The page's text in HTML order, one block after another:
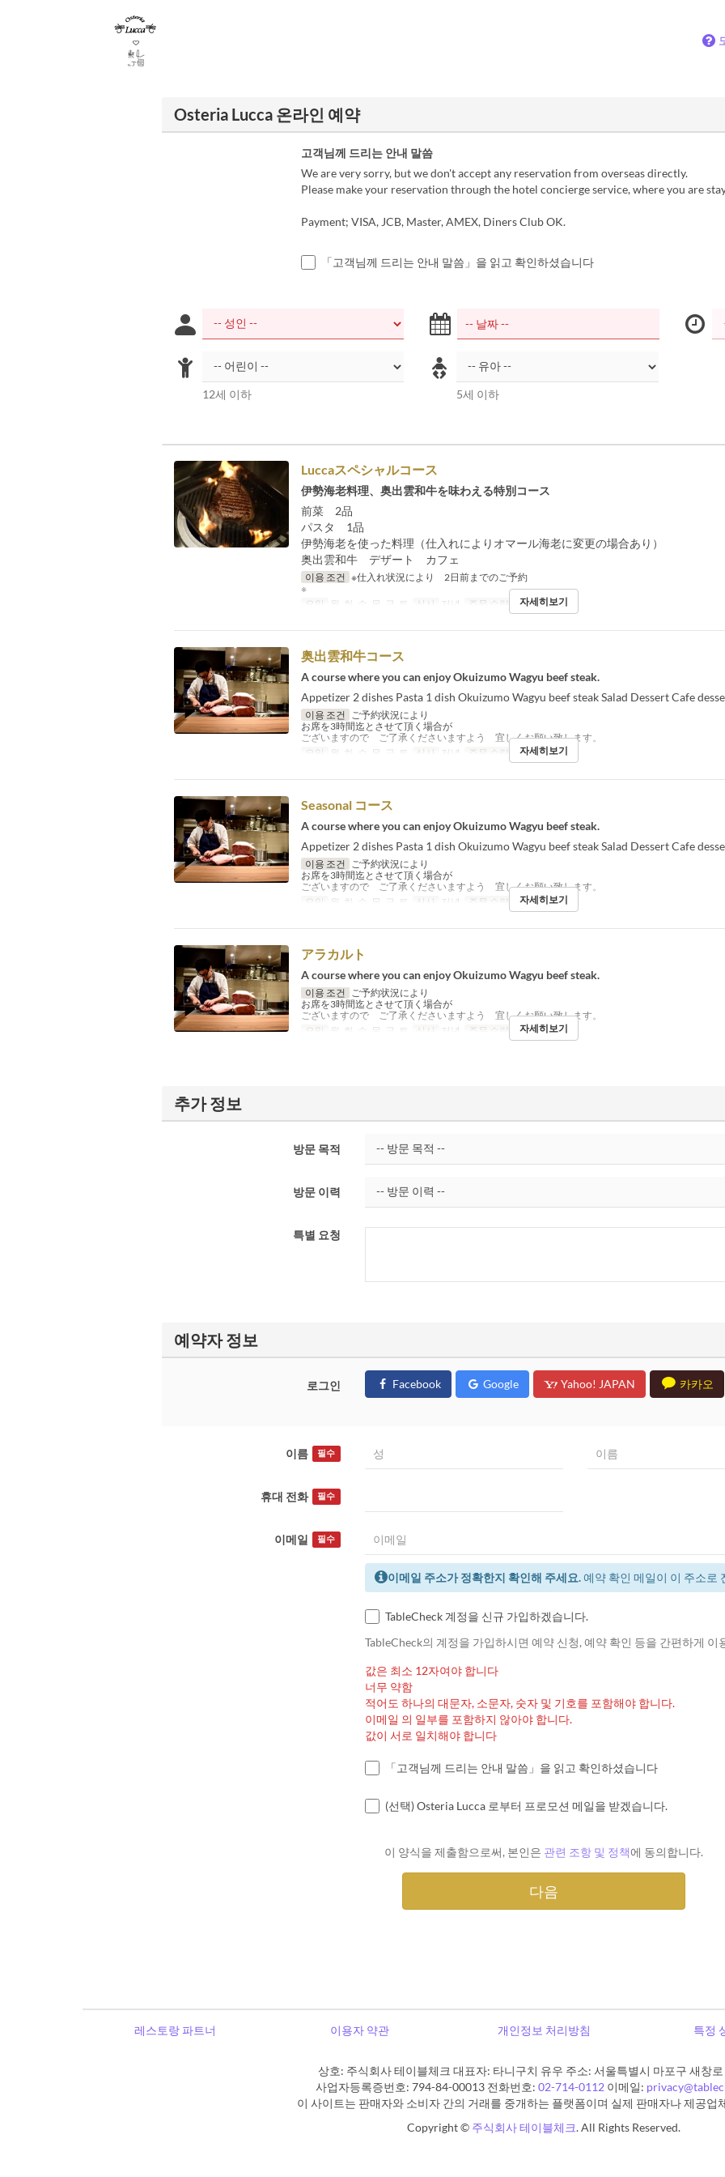
Osteria Lucca 온라인 예약
고객님께 드리는 안내 말씀
We are very sorry, but we don't accept any reservation from overseas directly.
Please make your reservation through the hotel concierge service, where you are
Payment; VISA, JCB, Master, AMEX, Diners Club OK.
「고객님께 드리는 안내 말씀」을 읽고 확인하셨습니다
12세 이하 5세 이하
Luccaスペシャルコース
伊勢海老料理、奥出雲和牛を味わえる特別コース
前菜 2品
パスタ 1品
伊勢海老を使った料理（仕入れによりオマール海老に変更の場合あり）
奥出雲和牛 デザート カフェ
이용 조건 ※仕入れ状況により 2日前までのご予約
※
요일
월, 화, 수, 목, 금, 토 식사 저녁 주문 수량 제한 2 ~
자세히보기
奥出雲和牛コース
A course where you can enjoy Okuizumo Wagyu beef steak.
Appetizer 2 dishes Pasta 1 dish Okuizumo Wagyu beef steak Salad Dessert Cafe
이용 조건
ご予約状況により
お席を3時間迄とさせて頂く場合が
ございますので ご了承くださいますよう 宜しくお願い致します。
요일
월, 화, 수, 목, 금, 토 식사 저녁 주문 수량 제한 1 ~
자세히보기
Seasonal コース
A course where you can enjoy Okuizumo Wagyu beef steak.
Appetizer 2 dishes Pasta 1 dish Okuizumo Wagyu beef steak Salad Dessert Cafe
이용 조건
ご予約状況により
お席を3時間迄とさせて頂く場合が
ございますので ご了承くださいますよう 宜しくお願い致します。
요일
월, 화, 수, 목, 금, 토 식사 저녁 주문 수량 제한 1 ~
자세히보기
アラカルト
A course where you can enjoy Okuizumo Wagyu beef steak.
이용 조건
ご予約状況により
お席を3時間迄とさせて頂く場合が
ございますので ご了承くださいますよう 宜しくお願い致します。
요일
월, 화, 수, 목, 금, 토 식사 저녁 주문 수량 제한 1 ~
자세히보기
추가 정보
방문 목적
방문 이력
특별 요청
예약자 정보
로그인 Facebook Google Yahoo! JAPAN 카카오
이름 필수
휴대 전화 필수
이메일 필수
이메일 주소가 정확한지 확인해 주세요.예약 확인 메일이 이 주소로
TableCheck 계정을 신규 가입하겠습니다.
TableCheck의 계정을 가입하시면 예약 신청, 예약 확인 등을 간편하게 이
값은 최소 12자여야 합니다
너무 약함
적어도 하나의 대문자, 소문자, 숫자 및 기호를 포함해야 합니다.
이메일 의 일부를 포함하지 않아야 합니다.
값이 서로 일치해야 합니다
「고객님께 드리는 안내 말씀」을 읽고 확인하셨습니다
(선택) Osteria Lucca 로부터 프로모션 메일을 받겠습니다.
이 양식을 제출함으로써, 본인은 관련 조항 및 정책에 동의합니다.
레스토랑 파트너 이용자 약관 개인정보 처리방침 특정
상호: 주식회사 테이블체크 대표자: 타니구치 유우 주소: 서울특별시 마포구 새창
사업자등록증번호: 794-84-00013 전화번호: 02-714-0112 이메일:
이 사이트는 판매자와 소비자 간의 거래를 중개하는 플랫폼이며 실제 판매자나 제공업
Copyright © 주식회사 테이블체크. All Rights Reserved.